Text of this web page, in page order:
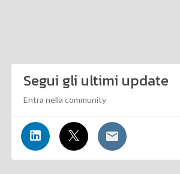
Segui gli ultimi update
Entra nella community